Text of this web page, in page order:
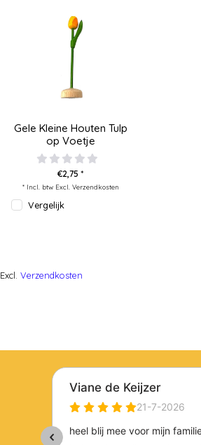
Gele Kleine Houten Tulp
op Voetje
€2,75 *
* Incl. btw Excl. Verzendkosten
Vergelijk
Excl. Verzendkosten